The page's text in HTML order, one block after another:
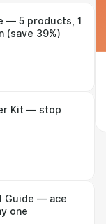
— 5 products, 1
(save 39%)
Kit — stop
Guide — ace
one